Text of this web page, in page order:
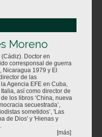
Moreno
Doctor en
corresponsal de guerra
Nicaragua 1979 y El
de las
Agencia EFE en Cuba,
así como director de
los libros ‘China, nueva
secuestrada’,
sometidos’, 'Las
de Dios' y 'Hienas y
[más]